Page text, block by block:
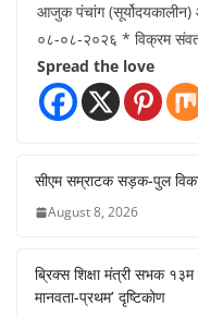
आजुक पंचांग (सूर्योदयकालीन)
०८-०८-२०२६ * विक्रम
Spread the love
सीएम सम्राटक सड़क-पुल
August 8, 2026
ब्रिक्स शिक्षा मंत्री सभक
मानवता-प्रथम’ दृष्टिकोण